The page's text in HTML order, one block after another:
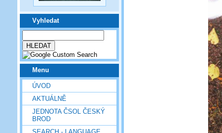
Vyhledat
Menu
ÚVOD
AKTUÁLNĚ
JEDNOTA ČSOL ČESKÝ
BROD